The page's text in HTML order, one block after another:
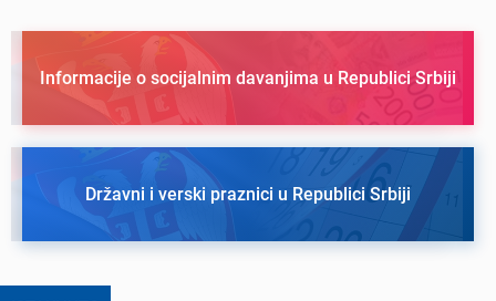
Informacije o socijalnim davanjima u Republici Srbiji
Državni i verski praznici u Republici Srbiji